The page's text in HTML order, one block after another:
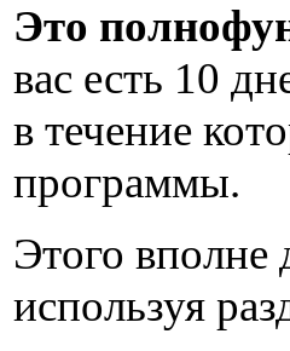
Это
вас есть 10
в течение
программы.
Этого вполне
используя